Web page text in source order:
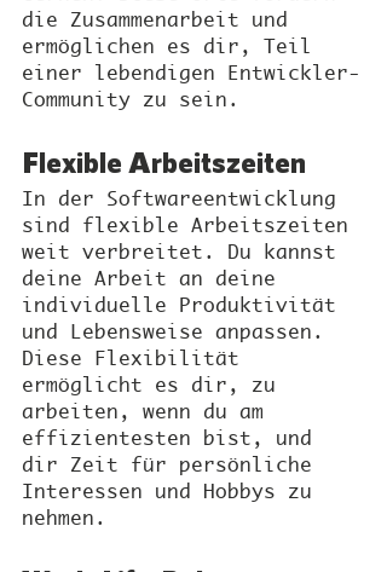
die Zusammenarbeit und
ermöglichen es dir, Teil
einer lebendigen Entwickler-
Community zu sein.
Flexible Arbeitszeiten
In der Softwareentwicklung
sind flexible Arbeitszeiten
weit verbreitet. Du kannst
deine Arbeit an deine
individuelle Produktivität
und Lebensweise anpassen.
Diese Flexibilität
ermöglicht es dir, zu
arbeiten, wenn du am
effizientesten bist, und
dir Zeit für persönliche
Interessen und Hobbys zu
nehmen.